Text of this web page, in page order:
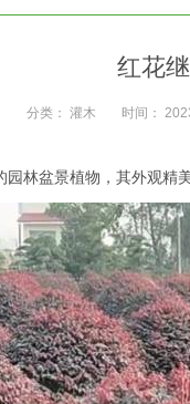
红花
分类： 灌木 时间：
林盆景植物，其外观